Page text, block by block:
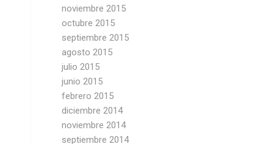
noviembre 2015
octubre 2015
septiembre 2015
agosto 2015
julio 2015
junio 2015
febrero 2015
diciembre 2014
noviembre 2014
septiembre 2014